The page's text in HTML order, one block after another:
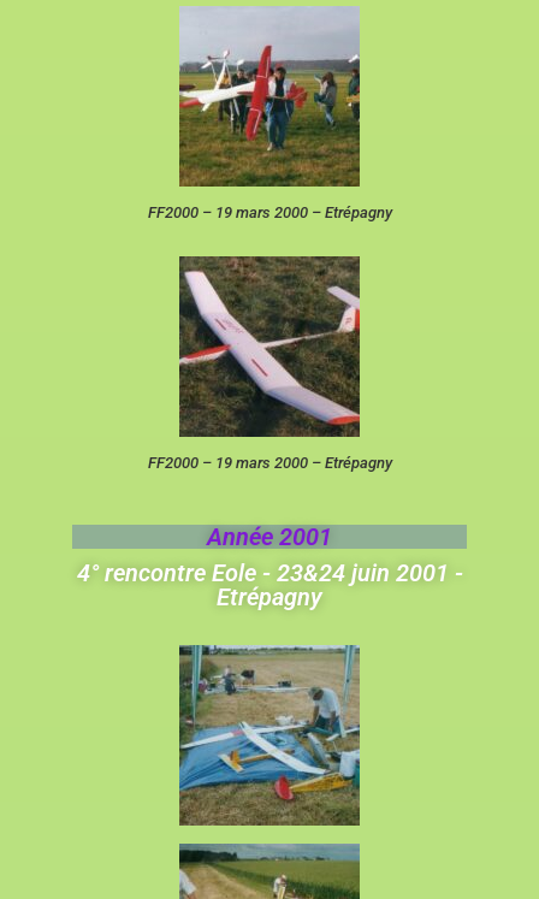
FF2000 – 19 mars 2000 – Etrépagny
FF2000 – 19 mars 2000 – Etrépagny
Année 2001
4° rencontre Eole - 23&24 juin 2001 -
Etrépagny